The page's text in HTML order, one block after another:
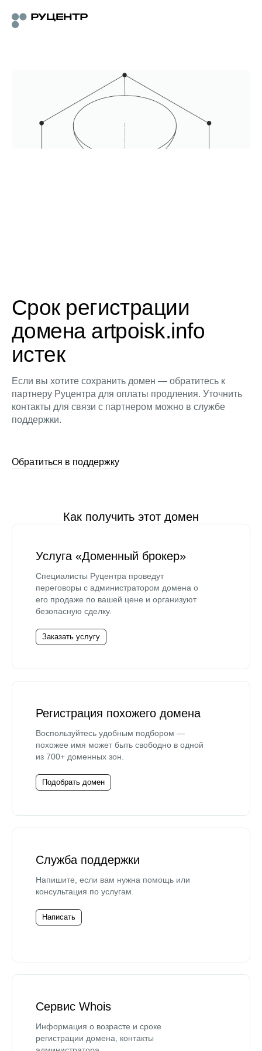
Срок регистрации
домена artpoisk.info
истек
Если вы хотите сохранить домен — обратитесь к
партнеру Руцентра для оплаты продления. Уточнить
контакты для связи с партнером можно в службе
поддержки.
Обратиться в поддержку
Как получить этот домен
Услуга «Доменный брокер»
Специалисты Руцентра проведут
переговоры с администратором домена о
его продаже по вашей цене и организуют
безопасную сделку.
Заказать услугу
Регистрация похожего домена
Воспользуйтесь удобным подбором —
похожее имя может быть свободно в одной
из 700+ доменных зон.
Подобрать домен
Служба поддержки
Напишите, если вам нужна помощь или
консультация по услугам.
Написать
Сервис Whois
Информация о возрасте и сроке
регистрации домена, контакты